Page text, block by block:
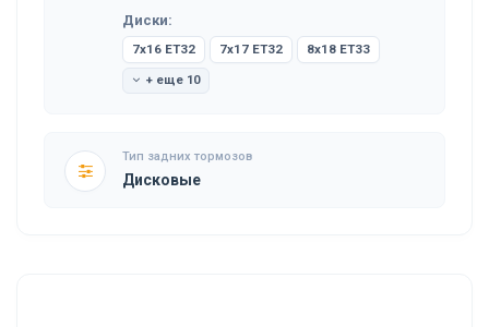
Диски:
7x16 ET32 7x17 ET32 8x18 ET33
+ еще 10
Тип задних тормозов
Дисковые